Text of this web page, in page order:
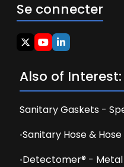
Se connecter
Also of Interest:
Sanitary Gaskets -
Sanitary Hose &
Detectomer® -